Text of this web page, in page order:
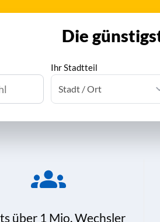
Die
Ihr Stadtteil
über 1 Mio. Wechsler